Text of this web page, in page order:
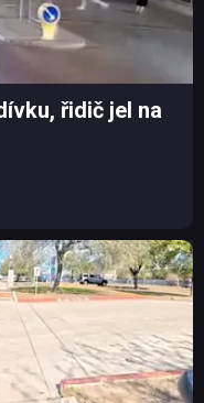
řidič jel na